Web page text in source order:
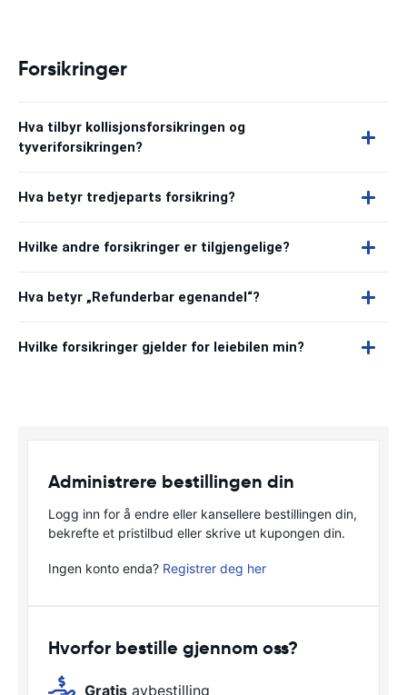
Forsikringer
Hva tilbyr kollisjonsforsikringen og
tyveriforsikringen?
Hva betyr tredjeparts forsikring?
Hvilke andre forsikringer er tilgjengelige?
Hva betyr „Refunderbar egenandel“?
Hvilke forsikringer gjelder for leiebilen min?
Administrere bestillingen din
Logg inn for å endre eller kansellere bestillingen din,
bekrefte et pristilbud eller skrive ut kupongen din.
Ingen konto enda? Registrer deg her
Hvorfor bestille gjennom oss?
Gratis avbestilling